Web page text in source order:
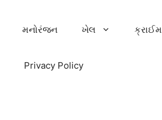
મનોરંજન ખેલ ક્રાઈમ
Privacy Policy